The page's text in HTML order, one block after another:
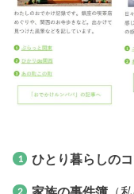
ひとり暮らしの